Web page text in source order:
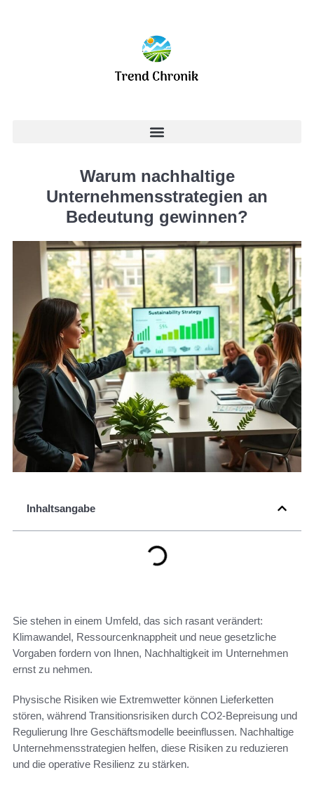
Warum nachhaltige
Unternehmensstrategien an
Bedeutung gewinnen?
Inhaltsangabe
Sie stehen in einem Umfeld, das sich rasant verändert:
Klimawandel, Ressourcenknappheit und neue gesetzliche
Vorgaben fordern von Ihnen, Nachhaltigkeit im Unternehmen
ernst zu nehmen.
Physische Risiken wie Extremwetter können Lieferketten
stören, während Transitionsrisiken durch CO2-Bepreisung und
Regulierung Ihre Geschäftsmodelle beeinflussen. Nachhaltige
Unternehmensstrategien helfen, diese Risiken zu reduzieren
und die operative Resilienz zu stärken.